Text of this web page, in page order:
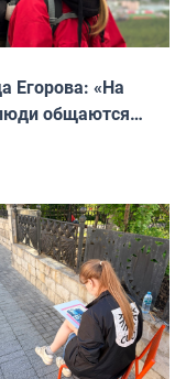
Егорова: «На
общаются